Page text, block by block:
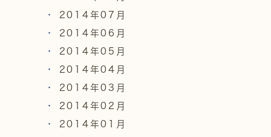
2014年07月
2014年06月
2014年05月
2014年04月
2014年03月
2014年02月
2014年01月